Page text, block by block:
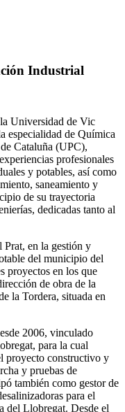
Industrial
Universidad de Vic
especialidad de Química
Cataluña (UPC),
profesionales
y potables, así como
saneamiento y
de su trayectoria
dedicadas tanto al
Prat, en la gestión y
del municipio del
proyectos en los que
de obra de la
la Tordera, situada en
2006, vinculado
para la cual
proyecto constructivo y
y pruebas de
también como gestor de
para el
del Llobregat. Desde el